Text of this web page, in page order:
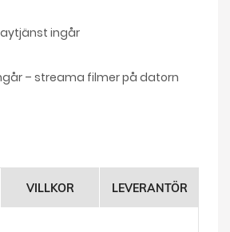
ingår
– streama filmer på datorn
VILLKOR LEVERANTÖR